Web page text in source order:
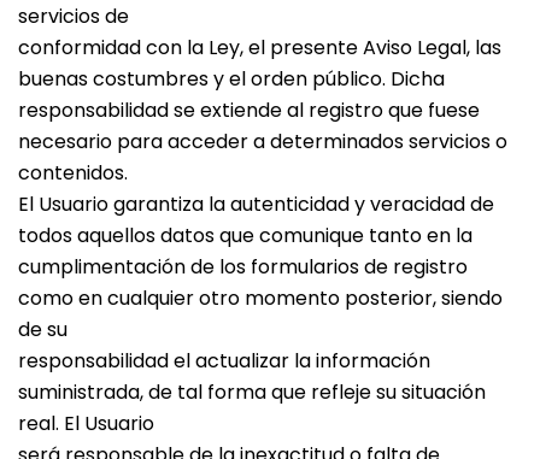
servicios de
conformidad con la Ley, el presente Aviso Legal, las
buenas costumbres y el orden público. Dicha
responsabilidad se extiende al registro que fuese
necesario para acceder a determinados servicios o
contenidos.
El Usuario garantiza la autenticidad y veracidad de
todos aquellos datos que comunique tanto en la
cumplimentación de los formularios de registro
como en cualquier otro momento posterior, siendo
de su
responsabilidad el actualizar la información
suministrada, de tal forma que refleje su situación
real. El Usuario